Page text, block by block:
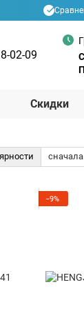
02-09
Скидки
−9%